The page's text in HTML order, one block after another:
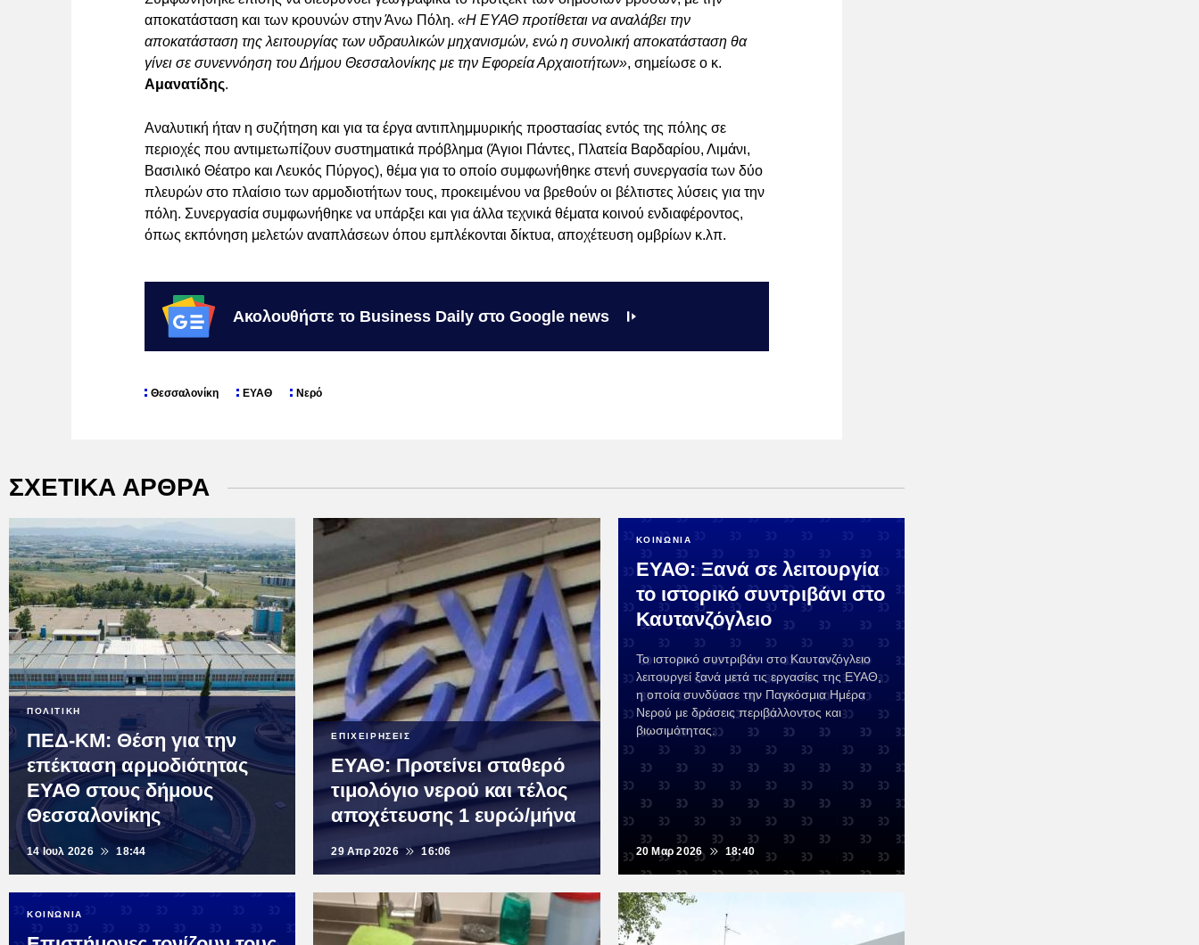
αποκατάσταση και των κρουνών στην Άνω Πόλη. «Η ΕΥΑΘ προτίθεται να αναλάβει την
αποκατάσταση της λειτουργίας των υδραυλικών μηχανισμών, ενώ η συνολική αποκατάσταση θα
γίνει σε συνεννόηση του Δήμου Θεσσαλονίκης με την Εφορεία Αρχαιοτήτων», σημείωσε ο κ.
Αμανατίδης.
Αναλυτική ήταν η συζήτηση και για τα έργα αντιπλημμυρικής προστασίας εντός της πόλης σε
περιοχές που αντιμετωπίζουν συστηματικά πρόβλημα (Άγιοι Πάντες, Πλατεία Βαρδαρίου, Λιμάνι,
Βασιλικό Θέατρο και Λευκός Πύργος), θέμα για το οποίο συμφωνήθηκε στενή συνεργασία των δύο
πλευρών στο πλαίσιο των αρμοδιοτήτων τους, προκειμένου να βρεθούν οι βέλτιστες λύσεις για την
πόλη. Συνεργασία συμφωνήθηκε να υπάρξει και για άλλα τεχνικά θέματα κοινού ενδιαφέροντος,
όπως εκπόνηση μελετών αναπλάσεων όπου εμπλέκονται δίκτυα, αποχέτευση ομβρίων κ.λπ.
Ακολουθήστε το Business Daily στο Google news
Θεσσαλονίκη ΕΥΑΘ Νερό
ΣΧΕΤΙΚΑ ΑΡΘΡΑ
ΠΟΛΙΤΙΚΗ
ΠΕΔ-ΚΜ: Θέση για την
επέκταση αρμοδιότητας
ΕΥΑΘ στους δήμους
Θεσσαλονίκης
14 Ιουλ 2026 18:44
ΕΠΙΧΕΙΡΗΣΕΙΣ
ΕΥΑΘ: Προτείνει σταθερό
τιμολόγιο νερού και τέλος
αποχέτευσης 1 ευρώ/μήνα
29 Απρ 2026 16:06
ΚΟΙΝΩΝΙΑ
ΕΥΑΘ: Ξανά σε λειτουργία
το ιστορικό συντριβάνι στο
Καυτανζόγλειο
Το ιστορικό συντριβάνι στο Καυτανζόγλειο
λειτουργεί ξανά μετά τις εργασίες της ΕΥΑΘ,
η οποία συνδύασε την Παγκόσμια Ημέρα
Νερού με δράσεις περιβάλλοντος και
βιωσιμότητας.
20 Μαρ 2026 18:40
ΚΟΙΝΩΝΙΑ